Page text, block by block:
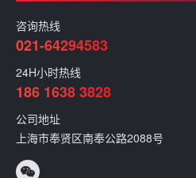
咨询热线
021-64294583
24H小时热线
186 1638 3828
公司地址
上海市奉贤区南奉公路2088号